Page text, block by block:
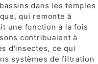
dans les temples
qui remonte à
une fonction à la fois
contribuaient à
d'insectes, ce qui
systèmes de filtration